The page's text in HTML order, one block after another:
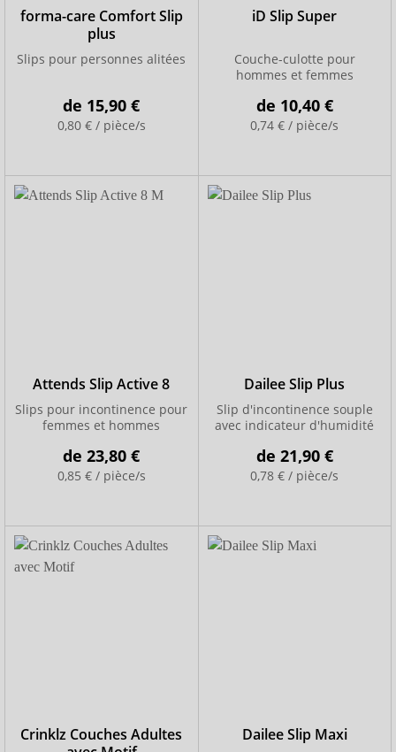
forma-care Comfort Slip
plus
Slips pour personnes alitées
de 15,90 €
0,80 € / pièce/s
iD Slip Super
Couche-culotte pour
hommes et femmes
de 10,40 €
0,74 € / pièce/s
Attends Slip Active 8
Slips pour incontinence pour
femmes et hommes
de23,80 €
0,85 € / pièce/s
Dailee Slip Plus
Slip d'incontinence souple
avec indicateur d'humidité
de 21,90 €
0,78 € / pièce/s
Crinklz Couches Adultes
Dailee Slip Maxi